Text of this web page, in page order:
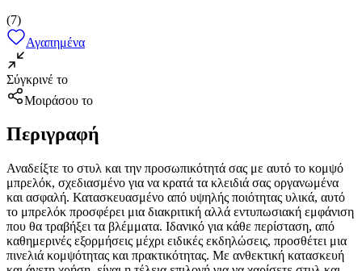
(7)
Αγαπημένα
Σύγκρινέ το
Μοιράσου το
Περιγραφή
Αναδείξτε το στυλ και την προσωπικότητά σας με αυτό το κομψό
μπρελόκ, σχεδιασμένο για να κρατά τα κλειδιά σας οργανωμένα
και ασφαλή. Κατασκευασμένο από υψηλής ποιότητας υλικά, αυτό
το μπρελόκ προσφέρει μια διακριτική αλλά εντυπωσιακή εμφάνιση
που θα τραβήξει τα βλέμματα. Ιδανικό για κάθε περίσταση, από
καθημερινές εξορμήσεις μέχρι ειδικές εκδηλώσεις, προσθέτει μια
πινελιά κομψότητας και πρακτικότητας. Με ανθεκτική κατασκευή